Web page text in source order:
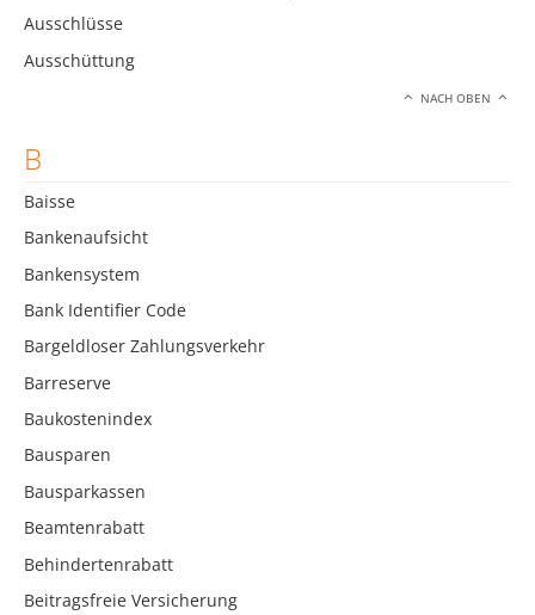
Ausschlüsse
Ausschüttung
NACH OBEN
B
Baisse
Bankenaufsicht
Bankensystem
Bank Identifier Code
Bargeldloser Zahlungsverkehr
Barreserve
Baukostenindex
Bausparen
Bausparkassen
Beamtenrabatt
Behindertenrabatt
Beitragsfreie Versicherung